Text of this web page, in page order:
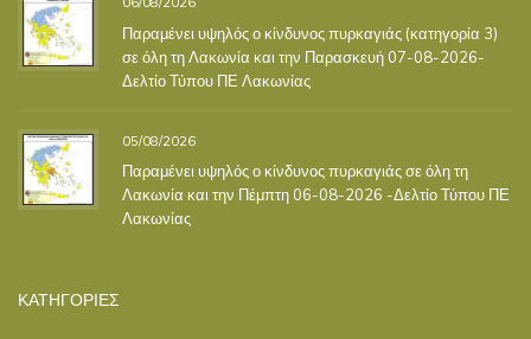
Παραμένει υψηλός ο κίνδυνος πυρκαγιάς (κατηγορία 3)
σε όλη τη Λακωνία και την Παρασκευή 07-08-2026-
Δελτίο Τύπου ΠΕ Λακωνίας
05/08/2026
Παραμένει υψηλός ο κίνδυνος πυρκαγιάς σε όλη τη
Λακωνία και την Πέμπτη 06-08-2026 -Δελτίο Τύπου ΠΕ
Λακωνίας
ΚΑΤΗΓΟΡΙΕΣ